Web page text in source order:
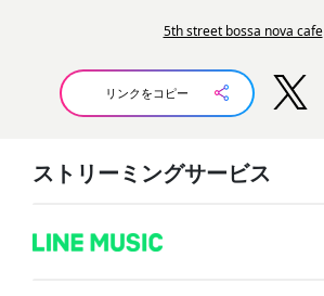
5th street bossa nova cafe
リンクをコピー
ストリーミングサービス